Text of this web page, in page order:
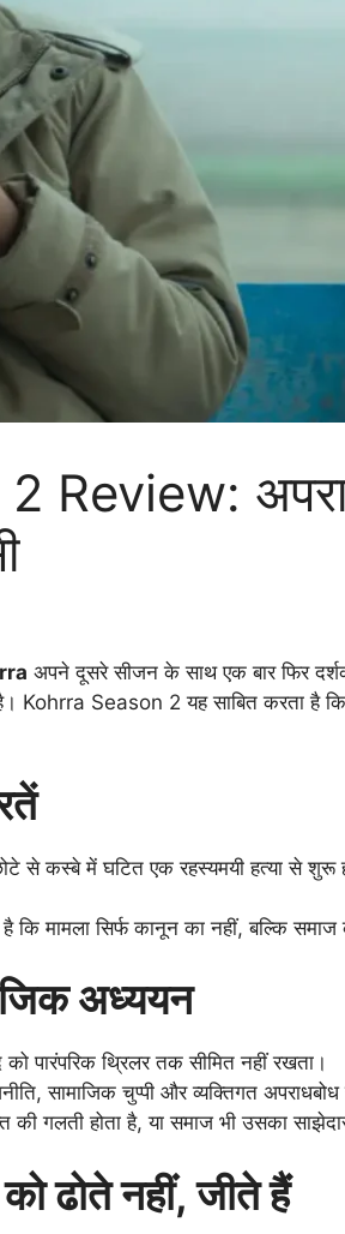
Review:
अपने दूसरे सीजन के साथ एक बार फिर
Kohrra Season 2 यह साबित करता है
कस्बे में घटित एक रहस्यमयी हत्या से शुरू
मामला सिर्फ कानून का नहीं, बल्कि समाज
अध्ययन
पारंपरिक थ्रिलर तक सीमित नहीं रखता।
सामाजिक चुप्पी और व्यक्तिगत
की गलती होता है, या समाज भी उसका
ढोते नहीं, जीते हैं